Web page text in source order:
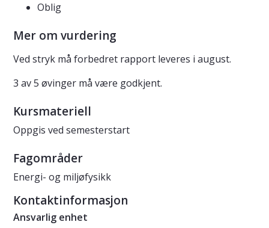
Oblig
Mer om vurdering
Ved stryk må forbedret rapport leveres i august.
3 av 5 øvinger må være godkjent.
Kursmateriell
Oppgis ved semesterstart
Fagområder
Energi- og miljøfysikk
Kontaktinformasjon
Ansvarlig enhet